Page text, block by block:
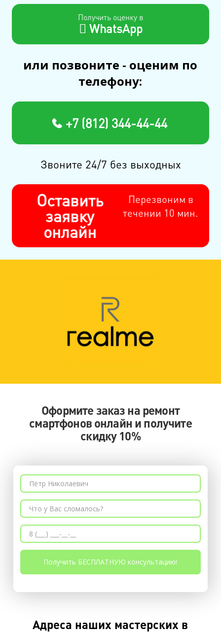
Получить оценку в
WhatsApp
или позвоните - оценим по
телефону:
+7 (812) 344-44-44
Звоните 24/7 без выходных
Оставить
заявку
онлайн
Перезвоним в
течении 10 мин.
Оформите заказ на ремонт
смартфонов онлайн и получите
скидку 10%
Адреса наших мастерских в